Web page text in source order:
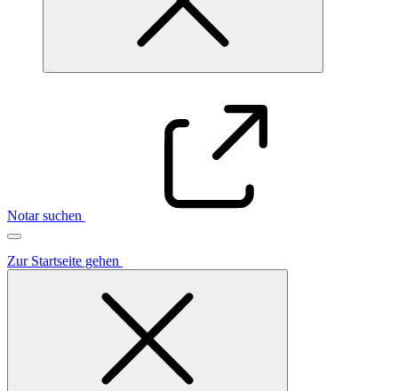
Notar suchen
Zur Startseite gehen